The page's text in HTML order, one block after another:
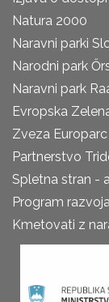
Natura 2000
Naravni parki
Narodni park
Naravni park
Evropska
Zveza Europarc
Partnerstvo
Spletna stran -
Program
Kmetovati z